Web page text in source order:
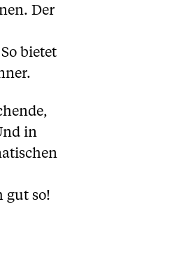
Der
bietet
in
gut so!